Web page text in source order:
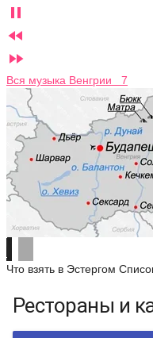



Вся музыка Венгрии 7
Что взять в Эстергом
Рестораны и